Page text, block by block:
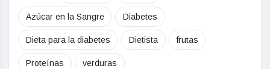
Azúcar en la Sangre Diabetes
Dieta para la diabetes Dietista frutas
Proteínas verduras